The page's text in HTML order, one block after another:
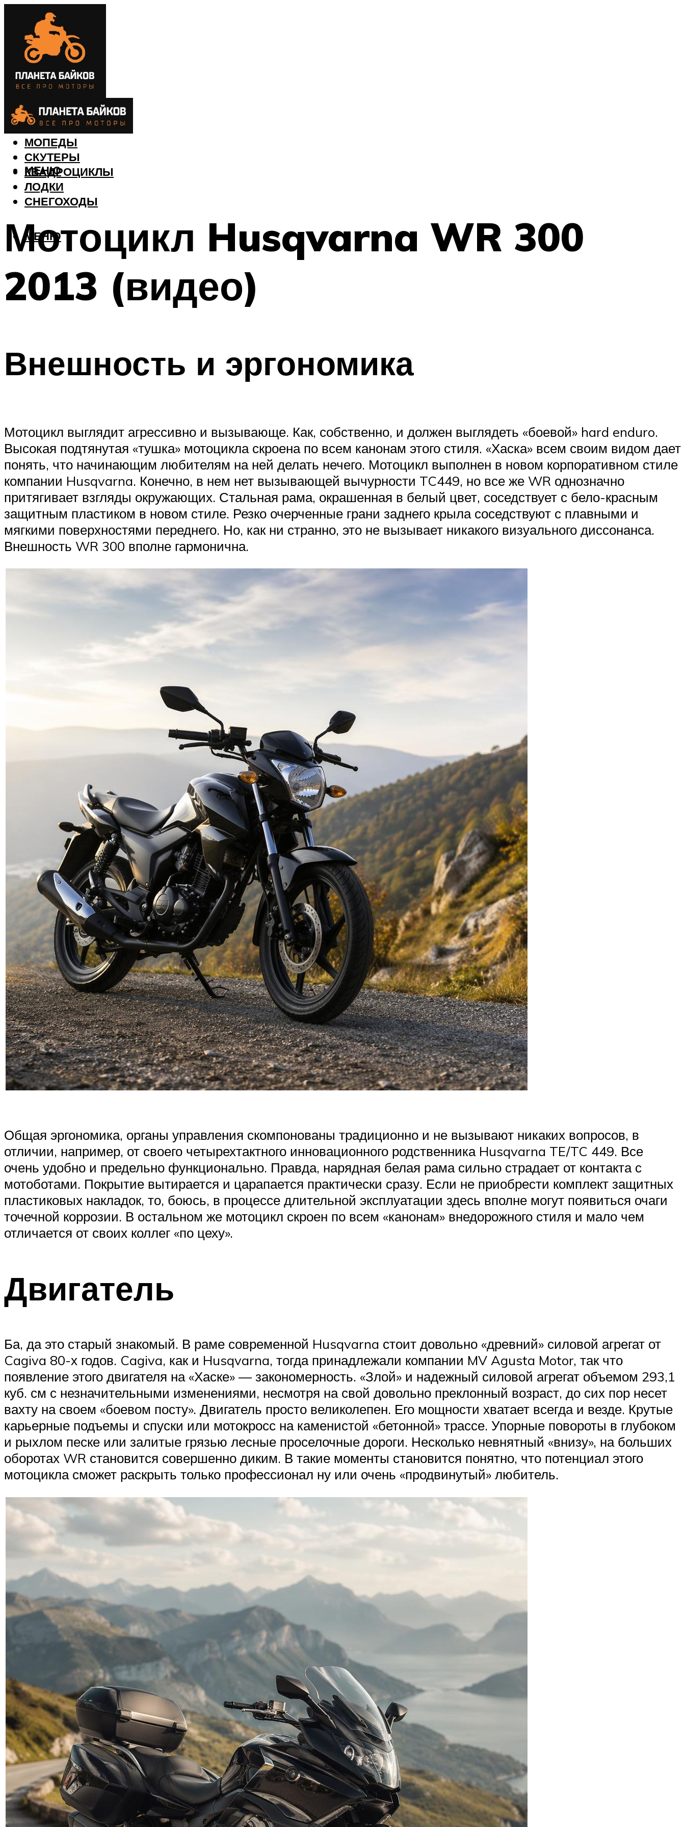
МОТОЦИКЛЫ
МОПЕДЫ
СКУТЕРЫ
КВАДРОЦИКЛЫ
ЛОДКИ
СНЕГОХОДЫ
МЕНЮ
МЕНЮ
Мотоцикл Husqvarna WR 300
2013 (видео)
Внешность и эргономика
Мотоцикл выглядит агрессивно и вызывающе. Как, собственно, и должен выглядеть «боевой» hard enduro.
Высокая подтянутая «тушка» мотоцикла скроена по всем канонам этого стиля. «Хаска» всем своим видом дает
понять, что начинающим любителям на ней делать нечего. Мотоцикл выполнен в новом корпоративном стиле
компании Husqvarna. Конечно, в нем нет вызывающей вычурности TC449, но все же WR однозначно
притягивает взгляды окружающих. Стальная рама, окрашенная в белый цвет, соседствует с бело-красным
защитным пластиком в новом стиле. Резко очерченные грани заднего крыла соседствуют с плавными и
мягкими поверхностями переднего. Но, как ни странно, это не вызывает никакого визуального диссонанса.
Внешность WR 300 вполне гармонична.
Общая эргономика, органы управления скомпонованы традиционно и не вызывают никаких вопросов, в
отличии, например, от своего четырехтактного инновационного родственника Husqvarna TE/TC 449. Все
очень удобно и предельно функционально. Правда, нарядная белая рама сильно страдает от контакта с
мотоботами. Покрытие вытирается и царапается практически сразу. Если не приобрести комплект защитных
пластиковых накладок, то, боюсь, в процессе длительной эксплуатации здесь вполне могут появиться очаги
точечной коррозии. В остальном же мотоцикл скроен по всем «канонам» внедорожного стиля и мало чем
отличается от своих коллег «по цеху».
Двигатель
Ба, да это старый знакомый. В раме современной Husqvarna стоит довольно «древний» силовой агрегат от
Cagiva 80-х годов. Cagiva, как и Husqvarna, тогда принадлежали компании MV Agusta Motor, так что
появление этого двигателя на «Хаске» — закономерность. «Злой» и надежный силовой агрегат объемом 293,1
куб. см с незначительными изменениями, несмотря на свой довольно преклонный возраст, до сих пор несет
вахту на своем «боевом посту». Двигатель просто великолепен. Его мощности хватает всегда и везде. Крутые
карьерные подъемы и спуски или мотокросс на каменистой «бетонной» трассе. Упорные повороты в глубоком
и рыхлом песке или залитые грязью лесные проселочные дороги. Несколько невнятный «внизу», на больших
оборотах WR становится совершенно диким. В такие моменты становится понятно, что потенциал этого
мотоцикла сможет раскрыть только профессионал ну или очень «продвинутый» любитель.